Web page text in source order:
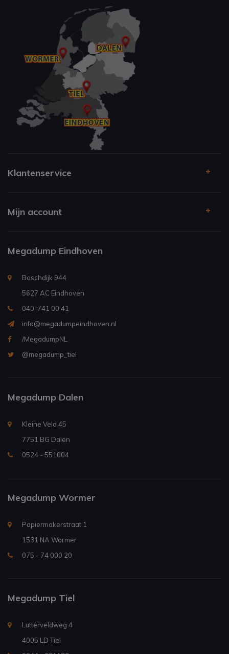
Klantenservice
Mijn account
Megadump Eindhoven
Boschdijk 944
5627 AC Eindhoven
040-741 00 41
info@megadumpeindhoven.nl
/MegadumpNL
@megadump_tiel
Megadump Dalen
Kleine Veld 45
7751 BG Dalen
0524 - 551004
Megadump Wormer
Papiermakerstraat 1
1531 NA Wormer
075 - 74 000 20
Megadump Tiel
Lutterveldweg 4
4005 LD Tiel